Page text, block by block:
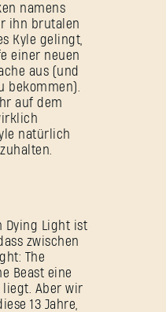
namens
ihn brutalen
Kyle gelingt,
einer neuen
aus (und
bekommen).
auf dem
natürlich
Dying Light ist
zwischen
The
Beast eine
liegt. Aber wir
13 Jahre,